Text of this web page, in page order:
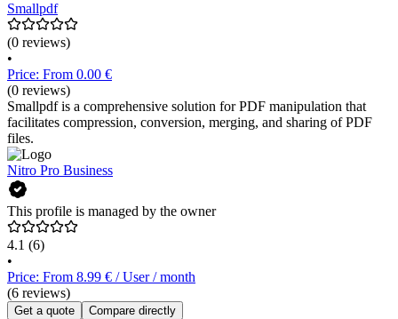
Smallpdf
(0 reviews)
•
Price: From 0.00 €
(0 reviews)
Smallpdf is a comprehensive solution for PDF manipulation that
facilitates compression, conversion, merging, and sharing of PDF
files.
Nitro Pro Business
This profile is managed by the owner
4.1 (6)
•
Price: From 8.99 € / User / month
(6 reviews)
Get a quote Compare directly